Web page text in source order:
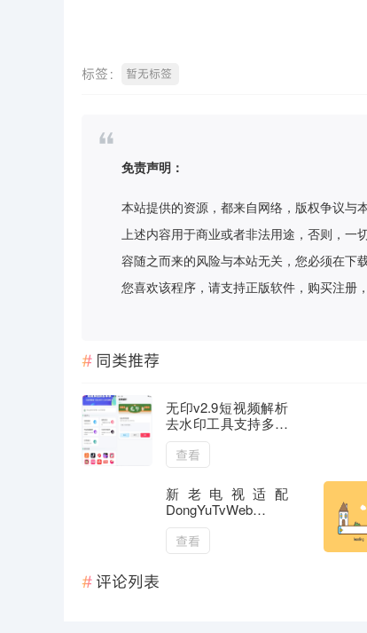
标签： 暂无标签
免责声明：
本站提供的资源，都来自网络，版权争议与
上述内容用于商业或者非法用途，否则，
容随之而来的风险与本站无关，您必须在下
您喜欢该程序，请支持正版软件，购买注
同类推荐
无印v2.9短视频解析
去水印工具支持多个
平台
查看
新老电视适配
DongYuTvWeb
v1.0.15电视直播TV
查看
评论列表